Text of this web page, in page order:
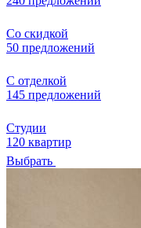
Со скидкой
50 предложений
С отделкой
145 предложений
Студии
120 квартир
Выбрать